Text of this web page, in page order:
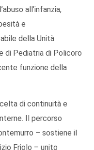
all’infanzia,
e
della Unità
di Pediatria di Policoro
funzione della
di continuità e
Il percorso
– sostiene il
Friolo – unito